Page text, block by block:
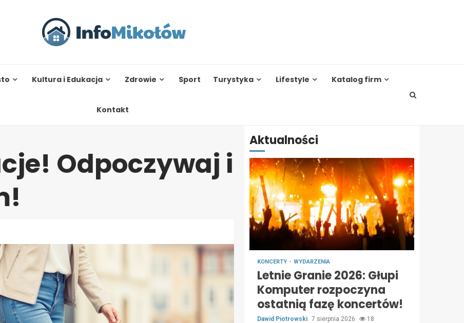
Kultura i Edukacja Zdrowie Sport Turystyka Lifestyle Katalog firm
Kontakt
Odpoczywaj i
Aktualności
KONCERTY WYDARZENIA
Letnie Granie 2026: Głupi
Komputer rozpoczyna
ostatnią fazę koncertów!
Dawid Piotrowski 7 sierpnia 2026 18